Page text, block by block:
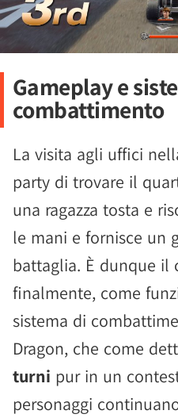
Gameplay e
combattimento
La visita agli uffici
party di trovare il
una ragazza tosta e
le mani e fornisce un
battaglia. È dunque il
finalmente, come
sistema di
Dragon, che come
turni pur in un
personaggi